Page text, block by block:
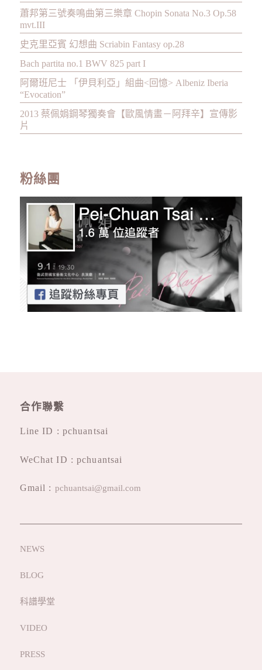
蕭邦第三號奏鳴曲第三樂章 Chopin Sonata No.3 Op.58
mvt.III
史克里亞賓 幻想曲 Scriabin Fantasy op.28
Bach partita no.1 BWV 825 part I
阿爾班尼士 「伊貝利亞」組曲<回憶> Albeniz Iberia
“Evocation”
2013 蔡佩娟鋼琴獨奏會【歐風情畫－阿拜辛】宣傳影
片
粉絲團
合作聯繫
Line ID : pchuantsai
WeChat ID : pchuantsai
Gmail : pchuantsai@gmail.com
NEWS
BLOG
科譜學堂
VIDEO
PRESS